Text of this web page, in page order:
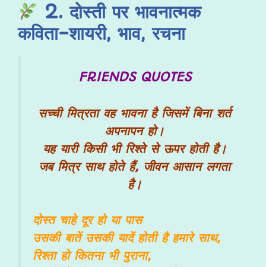
2. दोस्ती पर भावनात्मक
कविता-शायरी, भाव, रचना
FRIENDS QUOTES
सच्ची मित्रतावह भावना है जिसमें बिना शर्त
अपनापन हो।
यह यारीकिसी भी रिश्ते से ऊपर होती है।
जबमित्रसाथ होते हैं, जीवन आसान लगता
है।
दोस्त चाहे दूर हो या पास
उसकी बातें उसकी यादें होती है हमारे साथ,
रिश्ता हो कितना भी पुराना,